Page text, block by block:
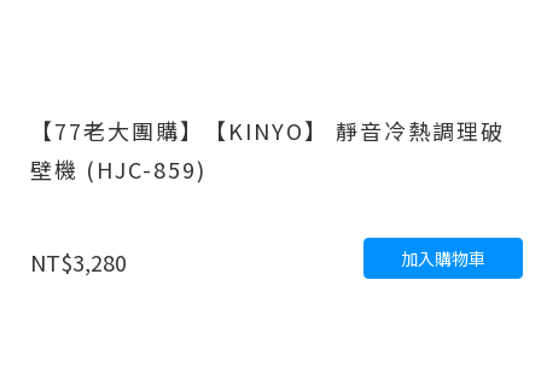
【77老大團購】【KINYO】 靜音冷熱調理破
壁機 (HJC-859)
NT$3,280 加入購物車